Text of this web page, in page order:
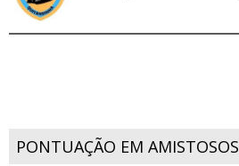
PONTUAÇÃO EM AMISTOSOS